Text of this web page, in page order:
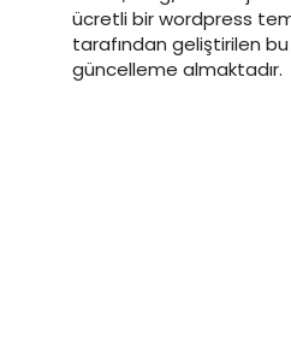
ücretli bir wordpress
tarafından geliştirilen bu
güncelleme almaktadır.